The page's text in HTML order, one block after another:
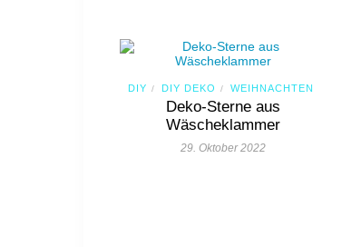
DIY / DIY DEKO / WEIHNACHTEN
Deko-Sterne aus
Wäscheklammer
29. Oktober 2022